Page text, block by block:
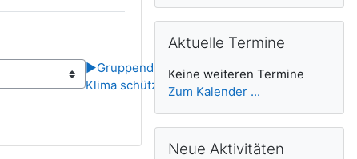
▶︎Gruppendiskussion:
Klima schützen
Aktuelle Termine
Keine weiteren Termine
Zum Kalender ...
Neue Aktivitäten